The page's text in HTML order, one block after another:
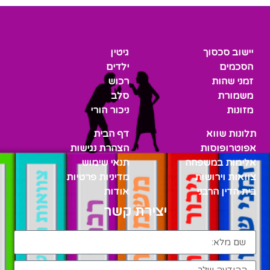
יישוב סכסוך
הסכמים
זמני שהות
משמורת
מזונות
גיטין
ילדים
רכוש
סלב
ניכור הורי
תלונות שווא
אפוטרופוסות
אלימות במשפחה
צוואות וירושות
בית הדין הרבני
דף הבית
הצהרת נגישות
תנאי שימוש
מדיניות פרטיות
אודות
יצירת קשר